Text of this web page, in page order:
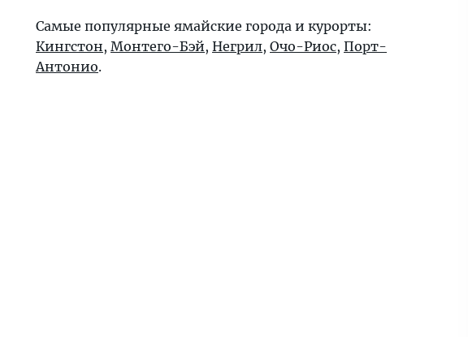
Самые популярные ямайские города и курорты:
Кингстон, Монтего-Бэй, Негрил, Очо-Риос, Порт-
Антонио.